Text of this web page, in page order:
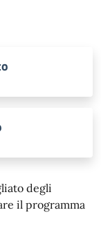
degli
il programma